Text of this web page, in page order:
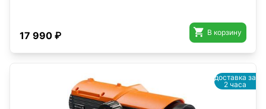
17 990 ₽  В корзину
доставка за
2 часа